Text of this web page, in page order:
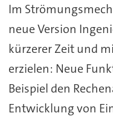
Im
neue Version
kürzerer Zeit und
erzielen: Neue
Beispiel den
Entwicklung von